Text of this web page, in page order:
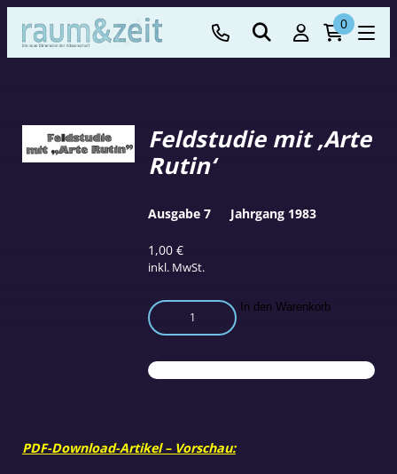
0
Feldstudie mit ‚Arte
Rutin‘
1,00€
inkl. MwSt.
Feldstudie
mit
Rutin'
Menge
In den Warenkorb
Ausgabe 7 Jahrgang 1983
PDF-Download-Artikel – Vorschau: